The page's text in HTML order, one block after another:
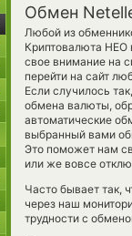
Обмен
Любой из
Криптовалюта НЕО
свое внимание на
перейти на сайт
Если случилось
обмена валюты,
автоматические
выбранный вами
Это поможет нам
или же вовсе
Часто бывает так,
через наш
трудности с